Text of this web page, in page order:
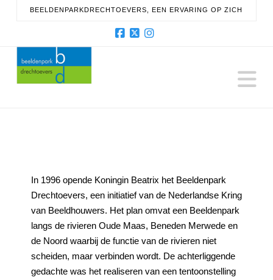
BEELDENPARKDRECHTOEVERS, EEN ERVARING OP ZICH
In 1996 opende Koningin Beatrix het Beeldenpark
Drechtoevers, een initiatief van de Nederlandse Kring
van Beeldhouwers. Het plan omvat een Beeldenpark
langs de rivieren Oude Maas, Beneden Merwede en
de Noord waarbij de functie van de rivieren niet
scheiden, maar verbinden wordt. De achterliggende
gedachte was het realiseren van een tentoonstelling